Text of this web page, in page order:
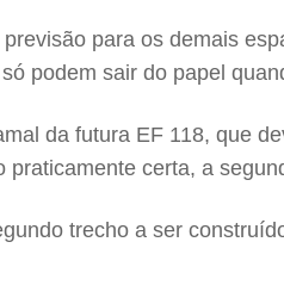
para os demais
podem sair do papel
da futura EF 118, que
praticamente certa, a
trecho a ser